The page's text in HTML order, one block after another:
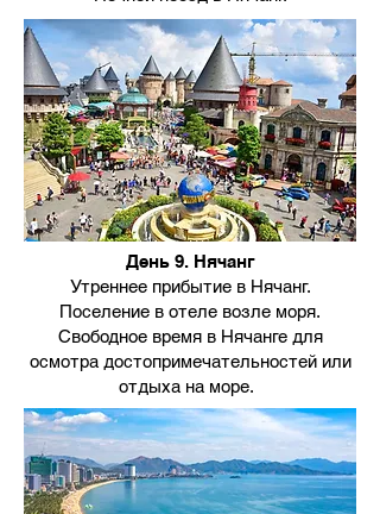
День 9. Нячанг
Утреннее прибытие в Нячанг.
Поселение в отеле возле моря.
Свободное время в Нячанге для
осмотра достопримечательностей или
отдыха на море.